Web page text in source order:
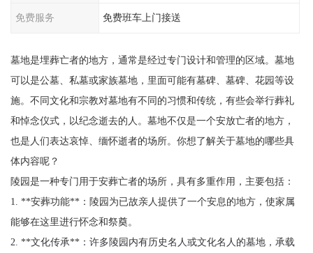
免费服务 免费班车上门接送
墓地是埋葬亡者的地方，通常是经过专门设计和管理的区域。墓地
可以是公墓、私墓或家族墓地，里面可能有墓碑、墓碑、花园等设
施。不同文化和宗教对墓地有不同的习惯和传统，有些会举行葬礼
和悼念仪式，以纪念逝去的人。墓地不仅是一个安放亡者的地方，
也是人们表达哀悼、缅怀逝者的场所。你想了解关于墓地的哪些具
体内容呢？
陵园是一种专门用于安葬亡者的场所，具有多重作用，主要包括：
1. **安葬功能**：陵园为已故亲人提供了一个安息的地方，使家属
能够在这里进行怀念和祭奠。
2. **文化传承**：许多陵园内有历史名人或文化名人的墓地，承载